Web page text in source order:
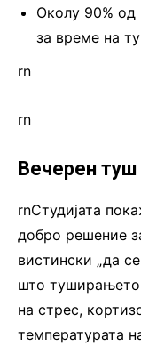
Околу 90% од
за време на
rn
rn
Вечерен туш
rnСтудијата
добро решение
вистински „да
што туширањето
на стрес,
температурата